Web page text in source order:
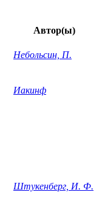
Автор(ы)
Небольсин, П.
Иакинф
Штукенберг, И. Ф.